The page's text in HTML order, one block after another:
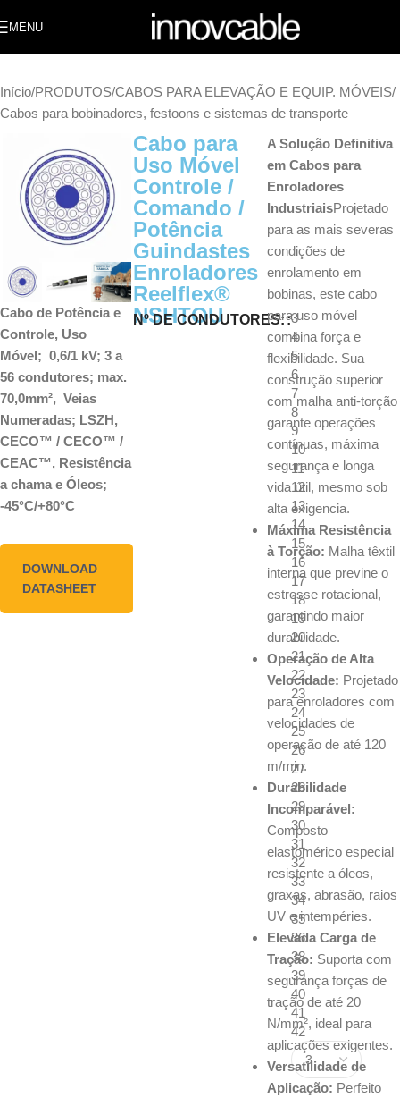
MENU
Início/PRODUTOS/CABOS PARA ELEVAÇÃO E EQUIP. MÓVEIS/
Cabos para bobinadores, festoons e sistemas de transporte
Cabo de Potência e
Controle, Uso
Móvel; 0,6/1 kV; 3 a
56 condutores; max.
70,0mm², Veias
Numeradas; LSZH,
CECO™ / CECO™ /
CEAC™, Resistência
a chama e Óleos;
-45°C/+80°C
DOWNLOAD
DATASHEET
Cabo para
Uso Móvel
Controle /
Comando /
Potência
Guindastes
Enroladores
Reelflex®
NSHTOU
Nº DE CONDUTORES: 3
4
5
6
7
8
9
10
11
12
13
14
15
16
17
18
19
20
21
22
23
24
25
26
27
28
29
30
31
32
33
34
35
36
38
39
40
41
42
A Solução Definitiva
em Cabos para
Enroladores
IndustriaisProjetado
para as mais severas
condições de
enrolamento em
bobinas, este cabo
para uso móvel
combina força e
flexibilidade. Sua
construção superior
com malha anti-torção
garante operações
contínuas, máxima
segurança e longa
vida útil, mesmo sob
alta exigencia.
Máxima Resistência
à Torção: Malha têxtil
interna que previne o
estresse rotacional,
garantindo maior
durabilidade.
Operação de Alta
Velocidade: Projetado
para enroladores com
velocidades de
operação de até 120
m/min.
Durabilidade
Incomparável:
Composto
elastomérico especial
resistente a óleos,
graxas, abrasão, raios
UV e intempéries.
Elevada Carga de
Tração: Suporta com
segurança forças de
tração de até 20
N/mm², ideal para
aplicações exigentes.
Versatilidade de
Aplicação: Perfeito